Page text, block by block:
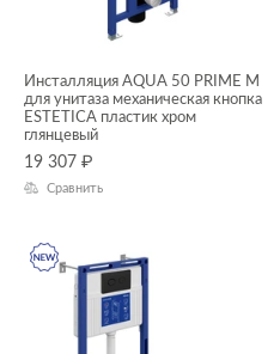
Инсталляция AQUA 50 PRIME M
для унитаза механическая кнопка
ESTETICA пластик хром
глянцевый
19 307 ₽
Сравнить